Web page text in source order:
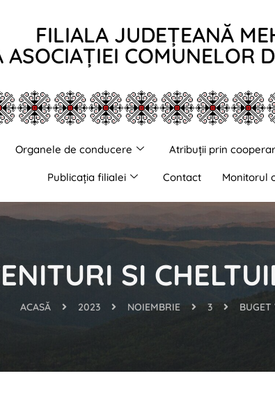
FILIALA JUDEȚEANĂ
ASOCIAȚIEI COMUNELOR
Organele de conducere Atribuții prin
Publicația filialei Contact Monitorul
SI
ACASĂ 2023 NOIEMBRIE 3